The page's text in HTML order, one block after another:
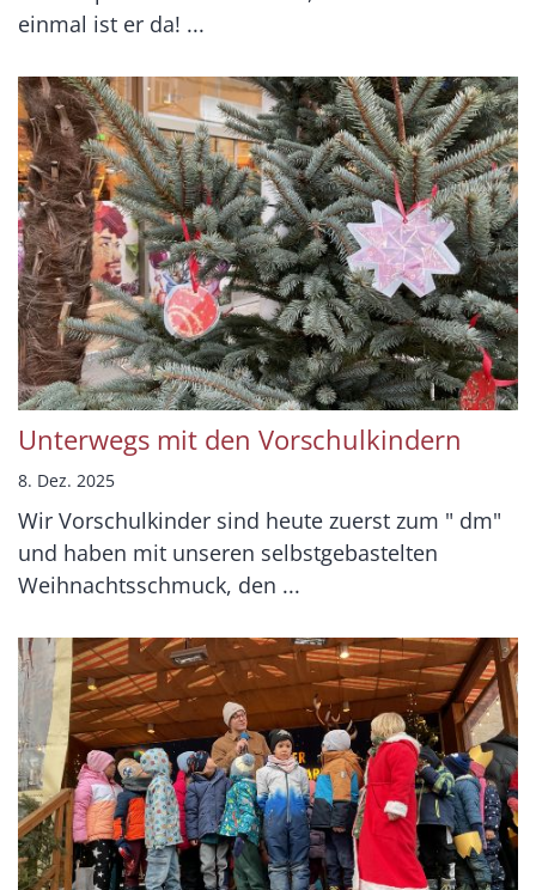
einmal ist er da! ...
Unterwegs mit den Vorschulkindern
8. Dez. 2025
Wir Vorschulkinder sind heute zuerst zum " dm"
und haben mit unseren selbstgebastelten
Weihnachtsschmuck, den ...